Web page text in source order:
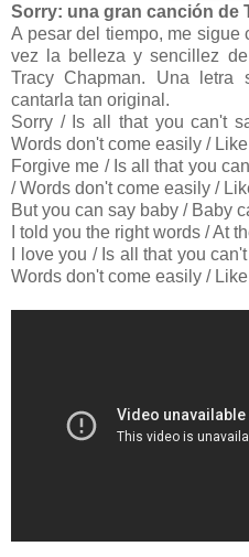
Sorry: una gran canción de
A pesar del tiempo, me sigue
vez la belleza y sencillez de
Tracy Chapman. Una letra
cantarla tan original.
Sorry / Is all that you can't
Words don't come easily /
Forgive me / Is all that you
/ Words don't come easily /
But you can say baby / Baby
I told you the right words / At
I love you / Is all that you
Words don't come easily /